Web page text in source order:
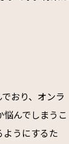
おり、オンラ
んでしまうこ
ようにするた